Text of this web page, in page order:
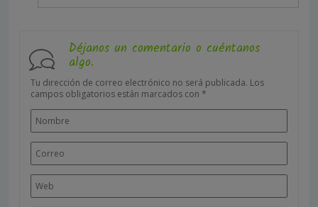
Déjanos un comentario o cuéntanos
algo.
Tu dirección de correo electrónico no será publicada. Los
campos obligatorios están marcados con *